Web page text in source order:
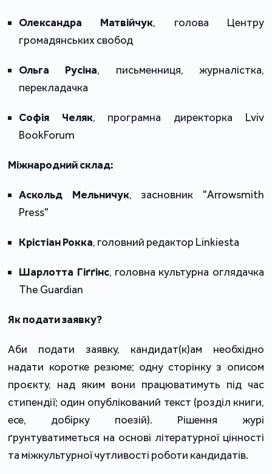
Олександра Матвійчук, голова Центру
громадянських свобод
Ольга Русіна, письменниця, журналістка,
перекладачка
Софія Челяк, програмна директорка Lviv
BookForum
Міжнародний склад:
Аскольд Мельничук, засновник "Arrowsmith
Press"
Крістіан Рокка, головний редактор Linkiesta
Шарлотта Гіґґінс, головна культурна оглядачка
The Guardian
Як подати заявку?
Аби подати заявку, кандидат(к)ам необхідно
надати коротке резюме; одну сторінку з описом
проєкту, над яким вони працюватимуть під час
стипендії; один опублікований текст (розділ книги,
есе, добірку поезій). Рішення журі
ґрунтуватиметься на основі літературної цінності
та міжкультурної чутливості роботи кандидатів.